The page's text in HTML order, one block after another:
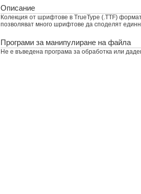
Описание
Колекция от шрифтове в TrueType (.TTF)
позволяват много шрифтове да споделят
Програми за манипулиране на файла
Не е въведена програма за обработка или